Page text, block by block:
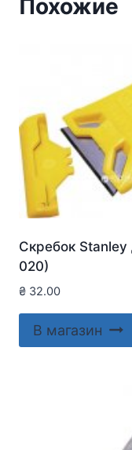
Похожие
Скребок
020)
₴ 32.00
В магазин